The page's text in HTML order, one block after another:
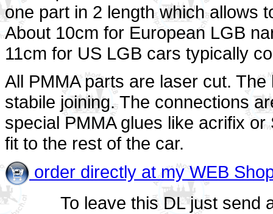
one part in 2 length which allows
About 10cm for European LGB
11cm for US LGB cars typically
All PMMA parts are laser cut.
stabile joining. The connections
special PMMA glues like acrifix
fit to the rest of the car.
order directly at my WEB
To leave this DL just send